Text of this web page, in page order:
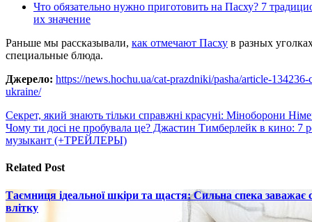
Что обязательно нужно приготовить на Пасху? 7
их значение
Раньше мы рассказывали, как отмечают Пасху в разных
специальные блюда.
Джерело: https://news.hochu.ua/cat-prazdniki/pasha/article-
ukraine/
Навигация
по
Секрет, який знають тільки справжні красуні: Міноборони
Чому ти досі не пробувала це? Джастин Тимберлейк в кино: 7
музыкант (+ТРЕЙЛЕРЫ)
Related Post
Таємниця ідеальної шкіри та щастя: Сильна спека
влітку